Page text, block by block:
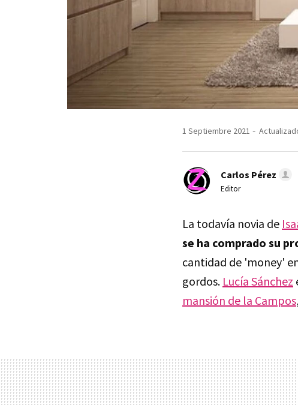
1 Septiembre 2021
Carlos Pérez
Editor
La todavía novia de
se ha comprado su
cantidad de 'money'
gordos. Lucía Sánchez
mansión de la Campos